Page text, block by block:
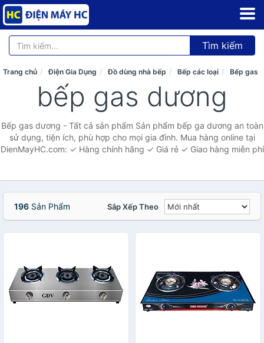
Tìm kiếm
Trang chủ Điện Gia Dụng Đồ dùng nhà bếp Bếp các loại Bếp gas
bếp gas dương
Bếp gas dương - Tất cả sản phẩm Sản phẩm bếp ga dương an toàn
sử dụng, tiện ích, phù hợp cho mọi gia đình. Mua hàng online tại
DienMayHC.com: ✓ Hàng chính hãng ✓ Giá rẻ ✓ Giao hàng miễn phí
196 Sản Phẩm Sắp Xếp Theo